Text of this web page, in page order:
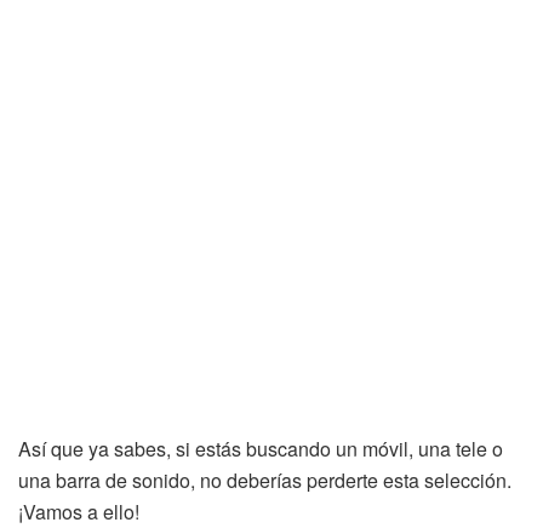
Así que ya sabes, si estás buscando un móvil, una tele o
una barra de sonido, no deberías perderte esta selección.
¡Vamos a ello!